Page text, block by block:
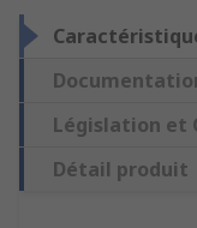
Législation et
Détail produit